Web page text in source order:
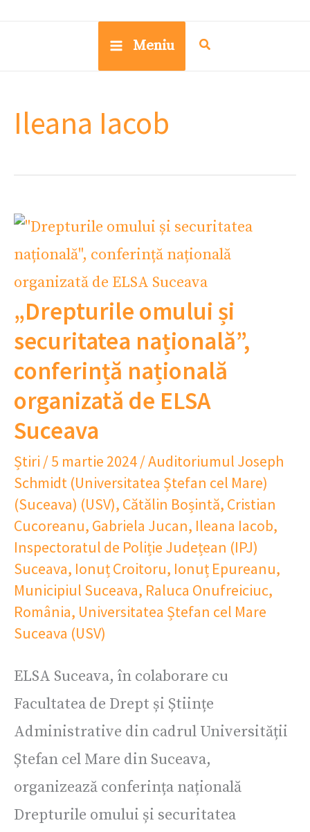
Meniu
Ileana Iacob
„Drepturile omului și
securitatea națională”,
conferință națională
organizată de ELSA
Suceava
Știri /5 martie 2024/Auditoriumul Joseph
Schmidt (Universitatea Ștefan cel Mare)
(Suceava) (USV), Cătălin Boșintă, Cristian
Cucoreanu, Gabriela Jucan, Ileana Iacob,
Inspectoratul de Poliție Județean (IPJ)
Suceava, Ionuț Croitoru, Ionuț Epureanu,
Municipiul Suceava, Raluca Onufreiciuc,
România, Universitatea Ștefan cel Mare
Suceava (USV)
ELSA Suceava, în colaborare cu
Facultatea de Drept și Științe
Administrative din cadrul Universității
Ștefan cel Mare din Suceava,
organizează conferința națională
Drepturile omului și securitatea